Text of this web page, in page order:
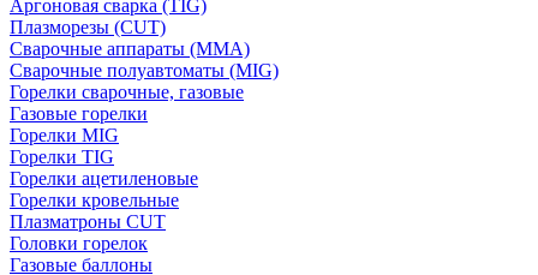
Аргоновая сварка (TIG)
Плазморезы (CUT)
Сварочные аппараты (MMA)
Сварочные полуавтоматы (MIG)
Горелки сварочные, газовые
Газовые горелки
Горелки MIG
Горелки TIG
Горелки ацетиленовые
Горелки кровельные
Плазматроны CUT
Головки горелок
Газовые баллоны